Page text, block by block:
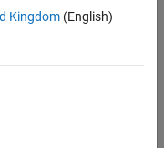
Kingdom(English)